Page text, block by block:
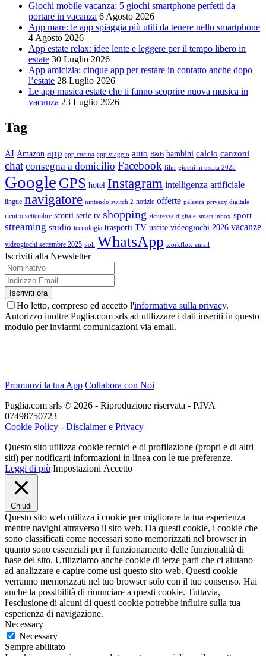
Giochi mobile vacanza: 5 giochi smartphone perfetti da
portare in vacanza 6 Agosto 2026
App mare: le app spiaggia più utili da tenere nello smartphone
4 Agosto 2026
App estate relax: idee lente e leggere per il tempo libero in
estate 30 Luglio 2026
App amicizia: cinque app per restare in contatto anche dopo
l’estate 28 Luglio 2026
Le app musica estate che ti fanno scoprire nuova musica in
vacanza 23 Luglio 2026
Tag
AI Amazon app app cucina app viaggio auto B&B bambini calcio canzoni
chat consegna a domicilio Facebook film giochi in uscita 2025
Google GPS hotel Instagram intelligenza artificiale
lingue navigatore nintendo switch 2 notizie offerte palestra privacy digitale
rientro settembre sconti serie tv shopping sicurezza digitale smart inbox sport
streaming studio tecnologia trasporti TV uscite videogiochi 2026 vacanze
videogiochi settembre 2025 voli WhatsApp workflow email
Iscriviti alla Newsletter
Ho letto, compreso ed accetto l'informativa sulla privacy.
Autorizzo inoltre Puglia.com srls ad utilizzare i dati inseriti in questo
modulo per inviarmi comunicazioni via email.
Promuovi la tua App Collabora con Noi
Puglia.com srls © 2026 - Riproduzione riservata - P.IVA
07498750723
Cookie Policy - Disclaimer e Privacy
Questo sito utilizza cookie tecnici e di profilazione (propri e di altri
siti) per notificarti informazioni in linea con le tue preferenze.
Leggi di più Impostazioni Accetto
Chiudi
Questo sito web utilizza i cookie per migliorare la tua esperienza
mentre navighi attraverso il sito web. Da questi cookie, i cookie che
sono classificati come necessari sono memorizzati nel browser in
quanto sono essenziali per il funzionamento delle funzionalità di
base del sito. Utilizziamo anche cookie di terze parti che ci aiutano
ad analizzare e capire come usi questo sito web. Questi cookie
verranno memorizzati nel tuo browser solo con il tuo consenso. Hai
anche la possibilità di rinunciare a questi cookie. Tuttavia,
l'esclusione di alcuni di questi cookie potrebbe influire sulla tua
esperienza di navigazione.
Necessary
Necessary
Sempre abilitato